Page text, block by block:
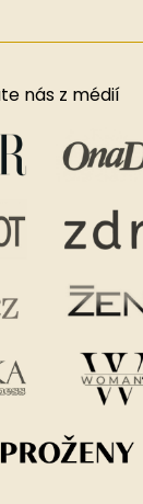
nás z médií